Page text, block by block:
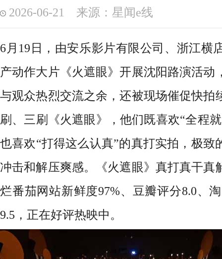
2026-06-21 来源：星闻e线
6月19日， 由安乐影片有限公司、浙江横
产动作大片《火遮眼》开展沈阳路演活动
与观众热烈交流之余，还被现场催促快拍
刷、三刷《火遮眼》，他们既喜欢“全程
也喜欢“打得这么认真”的真打实拍， 极致
冲击和解压爽感。《火遮眼》真打真干真
烂番茄网站新鲜度97%、豆瓣评分8.0、
9.5，正在好评热映中。